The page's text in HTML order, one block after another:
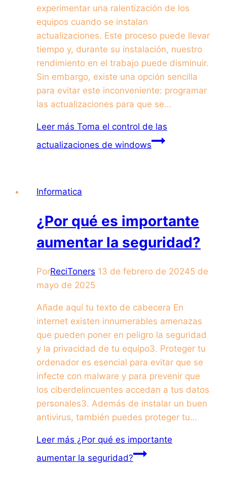
experimentar una ralentización de los
equipos cuando se instalan
actualizaciones. Este proceso puede llevar
tiempo y, durante su instalación, nuestro
rendimiento en el trabajo puede disminuir.
Sin embargo, existe una opción sencilla
para evitar este inconveniente: programar
las actualizaciones para que se…
Leer más Toma el control de las
actualizaciones de windows
Informatica
¿Por qué es importante
aumentar la seguridad?
PorReciToners 13 de febrero de 20245 de
mayo de 2025
Añade aquí tu texto de cabecera En
internet existen innumerables amenazas
que pueden poner en peligro la seguridad
y la privacidad de tu equipo3. Proteger tu
ordenador es esencial para evitar que se
infecte con malware y para prevenir que
los ciberdelincuentes accedan a tus datos
personales3. Además de instalar un buen
antivirus, también puedes proteger tu…
Leer más ¿Por qué es importante
aumentar la seguridad?